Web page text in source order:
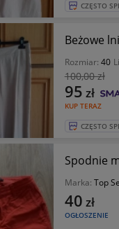
CZĘSTO
Beżowe
Rozmiar: 40
100,00 zł
KUP TERAZ
95 zł
CZĘSTO
Spodnie
Marka: Top
OGŁOSZENIE
40 zł